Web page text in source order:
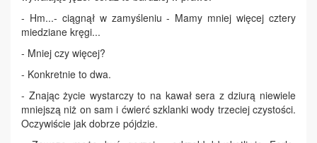
- Hm...- ciągnął w zamyśleniu - Mamy mniej więcej cztery
miedziane kręgi...
- Mniej czy więcej?
- Konkretnie to dwa.
- Znając życie wystarczy to na kawał sera z dziurą niewiele
mniejszą niż on sam i ćwierć szklanki wody trzeciej czystości.
Oczywiście jak dobrze pójdzie.